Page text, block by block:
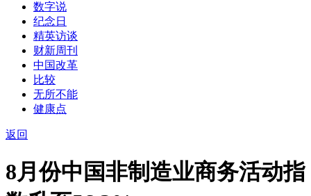
数字说
纪念日
精英访谈
财新周刊
中国改革
比较
无所不能
健康点
返回
8月份中国非制造业商务活动指